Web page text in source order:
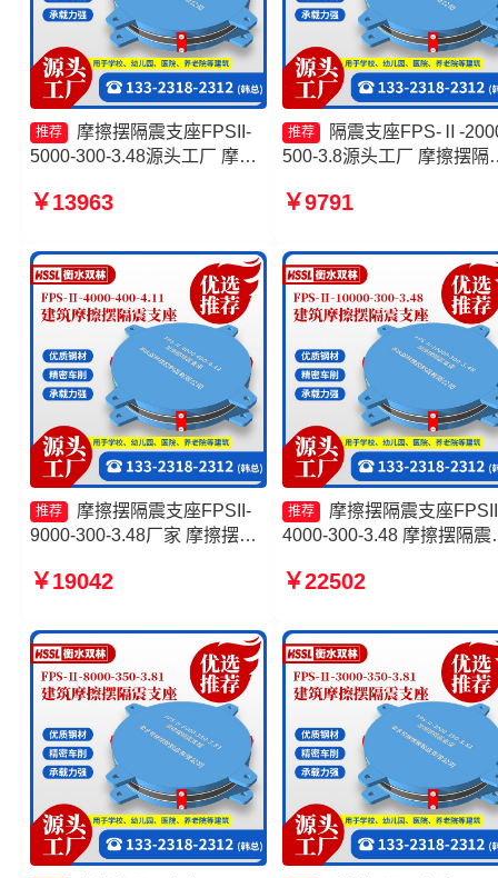
推荐
摩擦摆隔震支座FPSII-
5000-300-3.48源头工厂 摩擦
3.81源头工厂 摩擦摆式橡胶隔
厂家
￥13963
推荐
隔震支座FPS-Ⅱ-
500-3.8源头工厂 摩擦摆隔
筑摩擦摆式减震支座源头
￥9791
推荐
摩擦摆隔震支座FPSII-
9000-300-3.48厂家 摩擦摆建
震支座FPSII-10000-300-3.48
￥19042
推荐
摩擦摆隔震支座
4000-300-3.48 摩擦摆隔震
摆支座-15.0ZX支座的源头
FPS3A厂家
￥22502